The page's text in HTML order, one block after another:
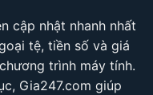
cập nhật nhanh nhất
tệ, tiền số và giá
trình máy tính.
Gia247.com giúp